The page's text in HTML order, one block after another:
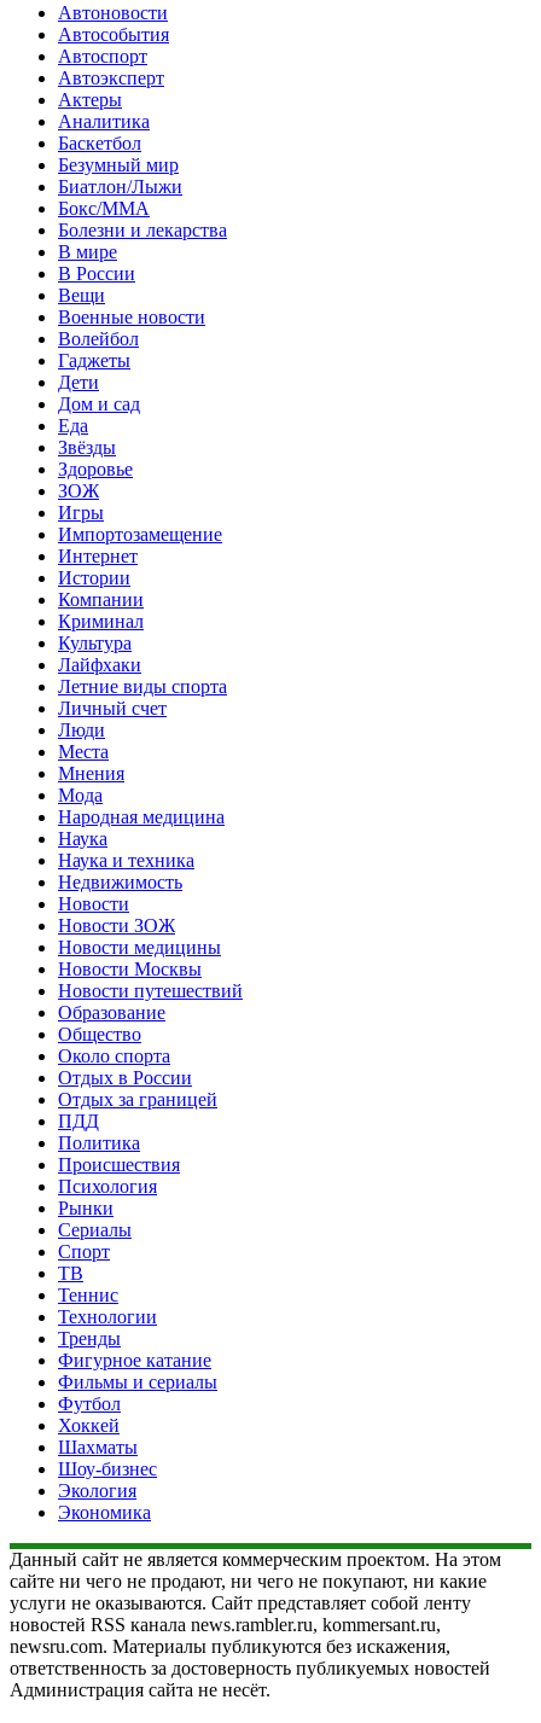
Автоновости
Автособытия
Автоспорт
Автоэксперт
Актеры
Аналитика
Баскетбол
Безумный мир
Биатлон/Лыжи
Бокс/MMA
Болезни и лекарства
В мире
В России
Вещи
Военные новости
Волейбол
Гаджеты
Дети
Дом и сад
Еда
Звёзды
Здоровье
ЗОЖ
Игры
Импортозамещение
Интернет
Истории
Компании
Криминал
Культура
Лайфхаки
Летние виды спорта
Личный счет
Люди
Места
Мнения
Мода
Народная медицина
Наука
Наука и техника
Недвижимость
Новости
Новости ЗОЖ
Новости медицины
Новости Москвы
Новости путешествий
Образование
Общество
Около спорта
Отдых в России
Отдых за границей
ПДД
Политика
Происшествия
Психология
Рынки
Сериалы
Спорт
ТВ
Теннис
Технологии
Тренды
Фигурное катание
Фильмы и сериалы
Футбол
Хоккей
Шахматы
Шоу-бизнес
Экология
Экономика
Данный сайт не является коммерческим проектом. На этом
сайте ни чего не продают, ни чего не покупают, ни какие
услуги не оказываются. Сайт представляет собой ленту
новостей RSS канала news.rambler.ru, kommersant.ru,
newsru.com. Материалы публикуются без искажения,
ответственность за достоверность публикуемых новостей
Администрация сайта не несёт.